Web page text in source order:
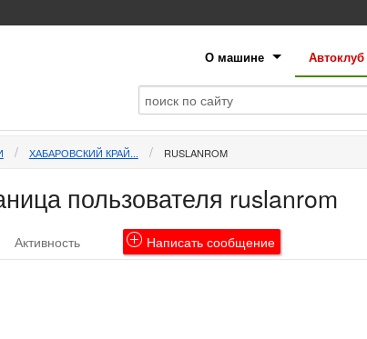
О машине Автоклуб
ХАБАРОВСКИЙ КРАЙ... RUSLANROM
пользователя ruslanrom
Активность Написатьсообщение